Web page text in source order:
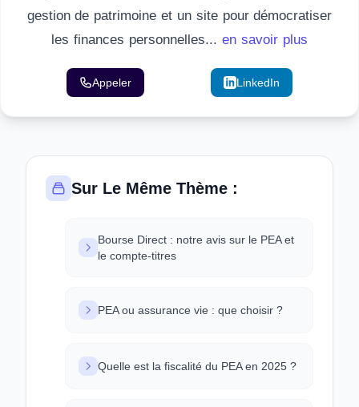
gestion de patrimoine et un site pour démocratiser
les finances personnelles... en savoir plus
Appeler LinkedIn
Sur Le Même Thème :
Bourse Direct : notre avis sur le PEA et
le compte-titres
PEA ou assurance vie : que choisir ?
Quelle est la fiscalité du PEA en 2025 ?